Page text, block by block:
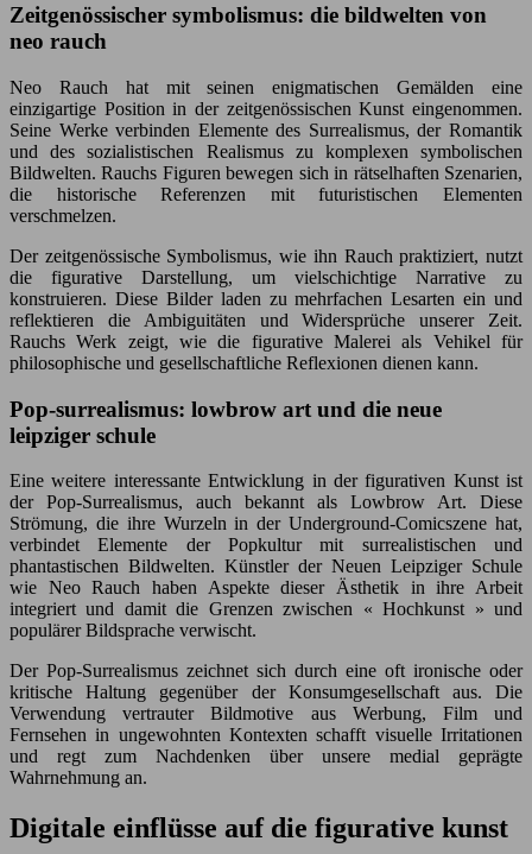
Zeitgenössischer symbolismus: die bildwelten von
neo rauch
Neo Rauch hat mit seinen enigmatischen Gemälden eine
einzigartige Position in der zeitgenössischen Kunst eingenommen.
Seine Werke verbinden Elemente des Surrealismus, der Romantik
und des sozialistischen Realismus zu komplexen symbolischen
Bildwelten. Rauchs Figuren bewegen sich in rätselhaften Szenarien,
die historische Referenzen mit futuristischen Elementen
verschmelzen.
Der zeitgenössische Symbolismus, wie ihn Rauch praktiziert, nutzt
die figurative Darstellung, um vielschichtige Narrative zu
konstruieren. Diese Bilder laden zu mehrfachen Lesarten ein und
reflektieren die Ambiguitäten und Widersprüche unserer Zeit.
Rauchs Werk zeigt, wie die figurative Malerei als Vehikel für
philosophische und gesellschaftliche Reflexionen dienen kann.
Pop-surrealismus: lowbrow art und die neue
leipziger schule
Eine weitere interessante Entwicklung in der figurativen Kunst ist
der Pop-Surrealismus, auch bekannt als Lowbrow Art. Diese
Strömung, die ihre Wurzeln in der Underground-Comicszene hat,
verbindet Elemente der Popkultur mit surrealistischen und
phantastischen Bildwelten. Künstler der Neuen Leipziger Schule
wie Neo Rauch haben Aspekte dieser Ästhetik in ihre Arbeit
integriert und damit die Grenzen zwischen « Hochkunst » und
populärer Bildsprache verwischt.
Der Pop-Surrealismus zeichnet sich durch eine oft ironische oder
kritische Haltung gegenüber der Konsumgesellschaft aus. Die
Verwendung vertrauter Bildmotive aus Werbung, Film und
Fernsehen in ungewohnten Kontexten schafft visuelle Irritationen
und regt zum Nachdenken über unsere medial geprägte
Wahrnehmung an.
Digitale einflüsse auf die figurative kunst